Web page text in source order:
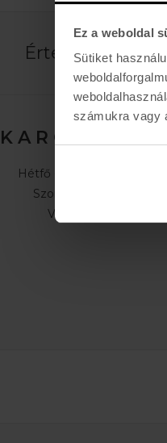
Ez a weboldal
Sütiket
számukra vagy
Értesülj az
K A R O L I N A 17
Hétfő - Péntek: 11:00 -
Szombat: 10:00 - 19:00
Vasárnap: ZÁRVA